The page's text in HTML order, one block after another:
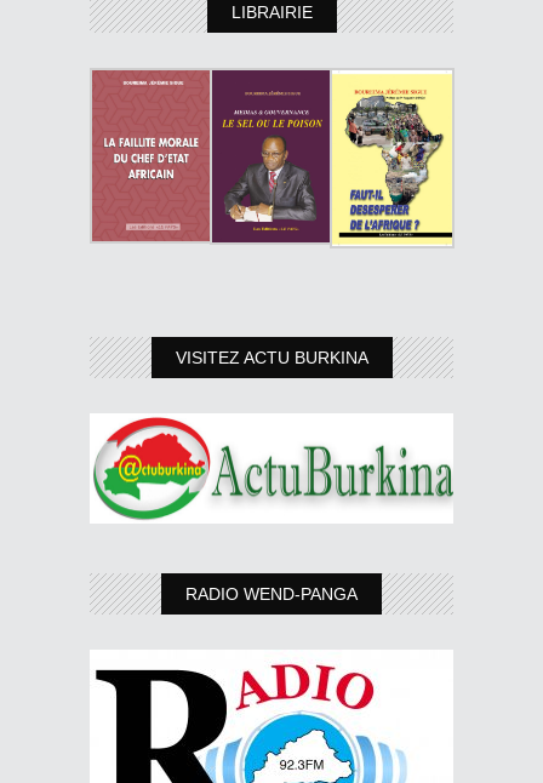
LIBRAIRIE
VISITEZ ACTU BURKINA
RADIO WEND-PANGA